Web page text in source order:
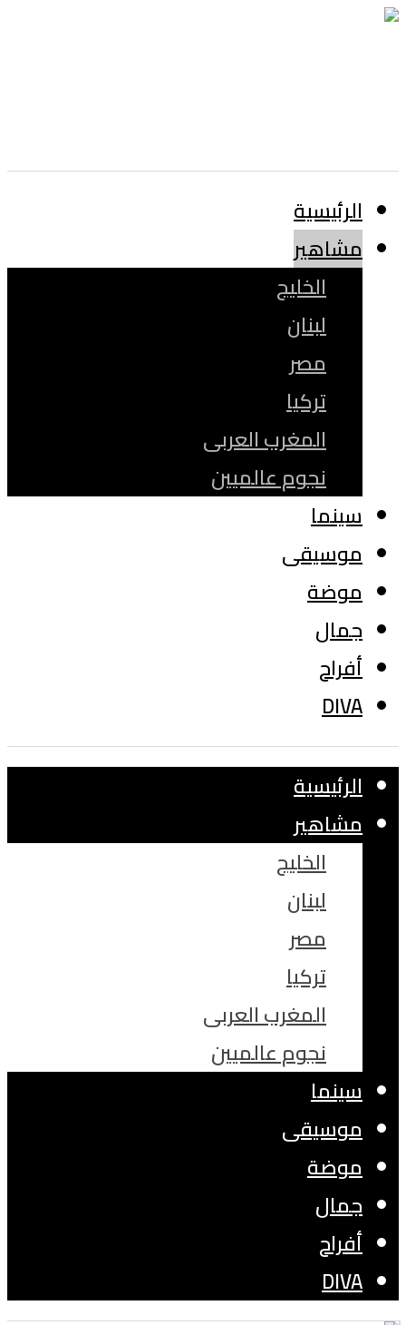
الرئيسية
مشاهير
الخليج
لبنان
مصر
تركيا
المغرب العربى
نجوم عالميين
سينما
موسيقى
موضة
جمال
أفراح
DIVA
الرئيسية
مشاهير
الخليج
لبنان
مصر
تركيا
المغرب العربى
نجوم عالميين
سينما
موسيقى
موضة
جمال
أفراح
DIVA